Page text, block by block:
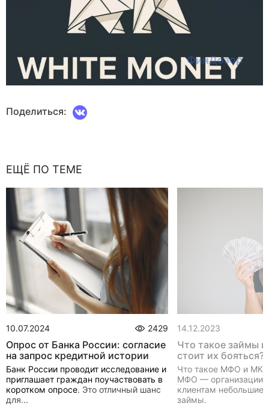
Поделиться:
ЕЩЁ ПО ТЕМЕ
10.07.2024 2429
Опрос от Банка России: согласие
на запрос кредитной истории
Банк России проводит исследование и
приглашает граждан поучаствовать в
коротком опросе. Это отличный шанс
для...
14.12.2023
Что такое займы
стоит их бояться?
Что такое МФО и МКК
МФО — организации,
клиентам небольшие
займы.